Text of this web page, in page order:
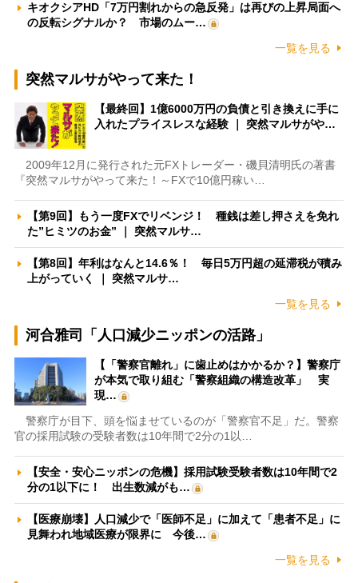
キオクシアHD「7万円割れからの急反発」は再びの上昇局面へ
の反転シグナルか？ 市場のムー…
一覧を見る
突然マルサがやって来た！
【最終回】1億6000万円の負債と引き換えに手に
入れたプライスレスな経験 ｜ 突然マルサがや…
2009年12月に発行された元FXトレーダー・磯貝清明氏の著書
『突然マルサがやって来た！～FXで10億円稼い…
【第9回】もう一度FXでリベンジ！ 種銭は差し押さえを免れ
た”ヒミツのお金” ｜ 突然マルサ…
【第8回】年利はなんと14.6％！ 毎日5万円超の延滞税が積み
上がっていく ｜ 突然マルサ…
一覧を見る
河合雅司「人口減少ニッポンの活路」
【「警察官離れ」に歯止めはかかるか？】警察庁
が本気で取り組む「警察組織の構造改革」 実
現…
警察庁が目下、頭を悩ませているのが「警察官不足」だ。警察
官の採用試験の受験者数は10年間で2分の1以…
【安全・安心ニッポンの危機】採用試験受験者数は10年間で2
分の1以下に！ 出生数減がも…
【医療崩壊】人口減少で「医師不足」に加えて「患者不足」に
見舞われ地域医療が限界に 今後…
一覧を見る